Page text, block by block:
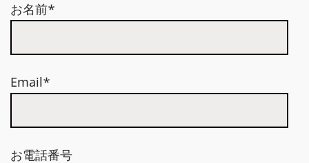
お名前*
Email*
お電話番号